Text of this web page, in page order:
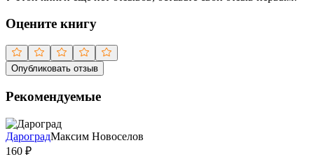
Оцените книгу
Опубликовать отзыв
Рекомендуемые
ДароградМаксим Новоселов
160 ₽